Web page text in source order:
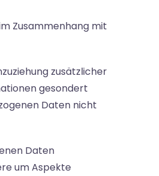
Zusammenhang mit
zusätzlicher
gesondert
Daten nicht
Daten
um Aspekte